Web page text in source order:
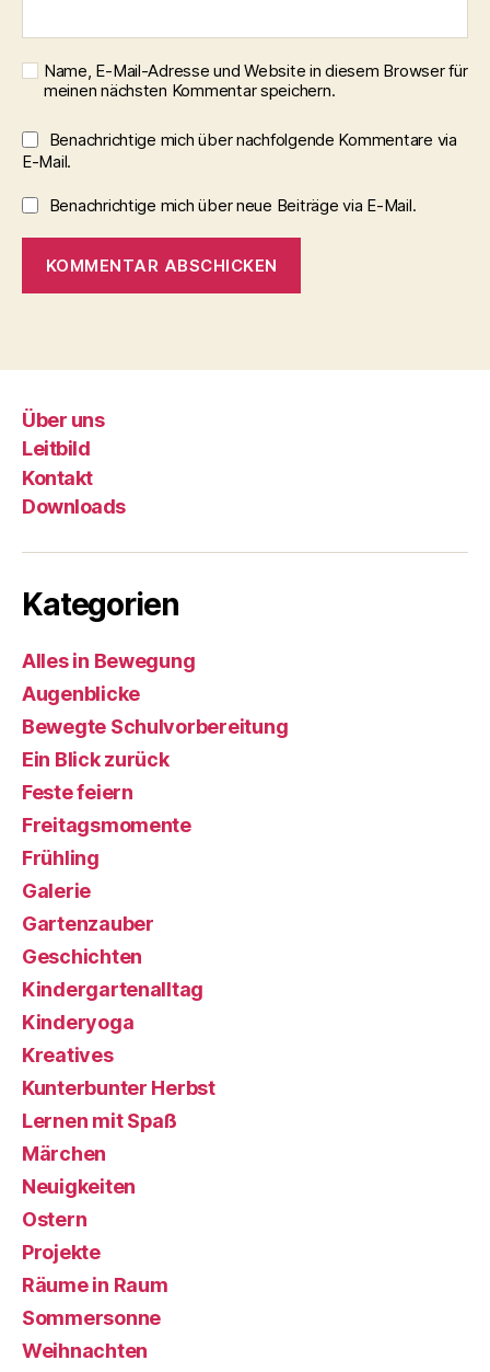
Name, E-Mail-Adresse und Website in diesem Browser für
meinen nächsten Kommentar speichern.
Benachrichtige mich über nachfolgende Kommentare via
E-Mail.
Benachrichtige mich über neue Beiträge via E-Mail.
Über uns
Leitbild
Kontakt
Downloads
Kategorien
Alles in Bewegung
Augenblicke
Bewegte Schulvorbereitung
Ein Blick zurück
Feste feiern
Freitagsmomente
Frühling
Galerie
Gartenzauber
Geschichten
Kindergartenalltag
Kinderyoga
Kreatives
Kunterbunter Herbst
Lernen mit Spaß
Märchen
Neuigkeiten
Ostern
Projekte
Räume in Raum
Sommersonne
Weihnachten